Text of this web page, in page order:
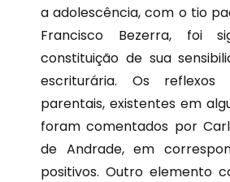
a adolescência, com o tio
Francisco Bezerra, foi
constituição de sua
escriturária. Os reflexos
parentais, existentes em
foram comentados por
de Andrade, em
positivos. Outro elemento